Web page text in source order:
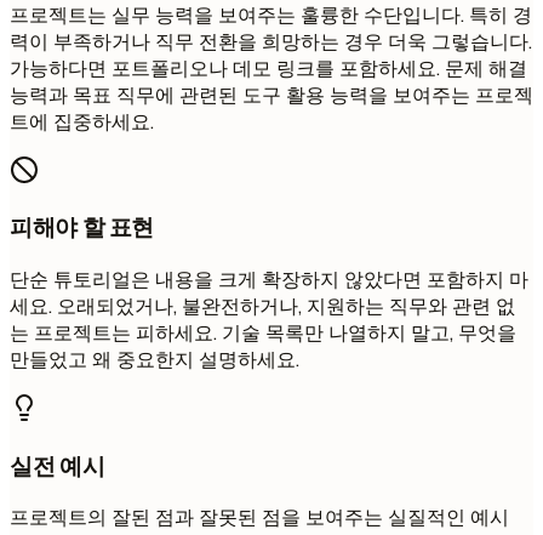
프로젝트는 실무 능력을 보여주는 훌륭한 수단입니다. 특히 경
력이 부족하거나 직무 전환을 희망하는 경우 더욱 그렇습니다.
가능하다면 포트폴리오나 데모 링크를 포함하세요. 문제 해결
능력과 목표 직무에 관련된 도구 활용 능력을 보여주는 프로젝
트에 집중하세요.
피해야 할 표현
단순 튜토리얼은 내용을 크게 확장하지 않았다면 포함하지 마
세요. 오래되었거나, 불완전하거나, 지원하는 직무와 관련 없
는 프로젝트는 피하세요. 기술 목록만 나열하지 말고, 무엇을
만들었고 왜 중요한지 설명하세요.
실전 예시
프로젝트의 잘된 점과 잘못된 점을 보여주는 실질적인 예시